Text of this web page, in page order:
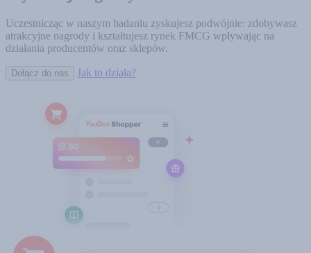
Uczestnicząc w naszym badaniu zyskujesz podwójnie: zdobywasz
atrakcyjne nagrody i kształtujesz rynek FMCG wpływając na
działania producentów oraz sklepów.
Dołącz do nas Jak to działa?